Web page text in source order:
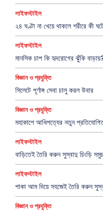
লাইফস্টাইল
২৪ ঘণ্টা না খেয়ে থাকলে শরীরে কী
লাইফস্টাইল
মানসিক চাপ কি হৃদরোগের ঝুঁকি
বিজ্ঞান ও প্রযুক্তি
সিলেটে পূর্ণাঙ্গ সেবা চালু করল উবার
বিজ্ঞান ও প্রযুক্তি
মহাকাশে আধিপত্যের নতুন
লাইফস্টাইল
বাড়িতেই তৈরি করুন সুস্বাদু চিংড়ি
লাইফস্টাইল
পাকা আম দিয়ে সহজেই তৈরি করুন
বিজ্ঞান ও প্রযুক্তি